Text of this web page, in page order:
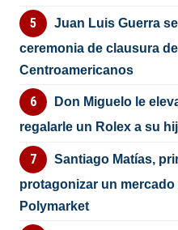
Juan Luis Guerra
ceremonia de clausura
Centroamericanos
Don Miguelo le
regalarle un Rolex a su
Santiago Matías,
protagonizar un
Polymarket